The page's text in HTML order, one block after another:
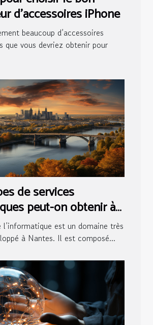
d’accessoires iPhone
beaucoup d’accessoires
que vous devriez obtenir pour
de services
peut-on obtenir à
l’informatique est un domaine très
à Nantes. Il est composé...